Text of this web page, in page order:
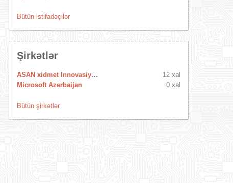
Bütün istifadəçilər
Şirkətlər
ASAN xidmet Innovasiya Mərkəzi
12 xal
Microsoft Azerbaijan
0 xal
Bütün şirkətlər